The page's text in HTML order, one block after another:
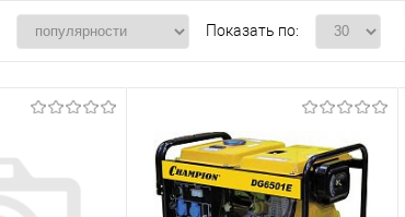
Показать по: